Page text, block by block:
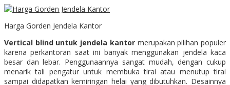
Harga Gorden Jendela Kantor
Vertical blind untuk jendela kantormerupakan pilihan populer
karena perkantoran saat ini banyak menggunakan jendela kaca
besar dan lebar. Penggunaannya sangat mudah, dengan cukup
menarik tali pengatur untuk membuka tirai atau menutup tirai
sampai didapatkan kemiringan helai yang dibutuhkan. Desainnya